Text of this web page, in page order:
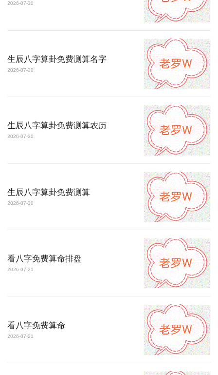
2026-07-30
生辰八字算卦免费测算名字
2026-07-30
生辰八字算卦免费测算农历
2026-07-30
生辰八字算卦免费测算
2026-07-30
看八字免费算命排盘
2026-07-21
看八字免费算命
2026-07-21